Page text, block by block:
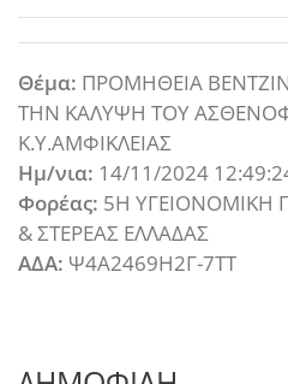
Θέμα: ΠΡΟΜΗΘΕΙΑ
ΤΗΝ ΚΑΛΥΨΗ ΤΟΥ
Κ.Υ.ΑΜΦΙΚΛΕΙΑΣ
Ημ/νια: 14/11/2024
Φορέας: 5Η ΥΓΕΙΟΝΟΜΙΚΗ
& ΣΤΕΡΕΑΣ ΕΛΛΑΔΑΣ
ΑΔΑ: Ψ4Α2469Η2Γ-7ΤΤ